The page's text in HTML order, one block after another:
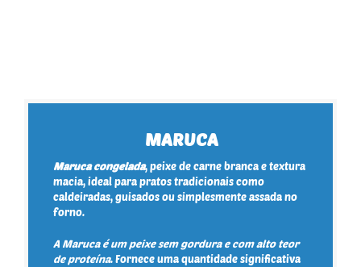
MARUCA
Maruca congelada, peixe de carne branca e textura
macia, ideal para pratos tradicionais como
caldeiradas, guisados ou simplesmente assada no
forno.
A Maruca é um peixe sem gordura e com alto teor
de proteína. Fornece uma quantidade significativa